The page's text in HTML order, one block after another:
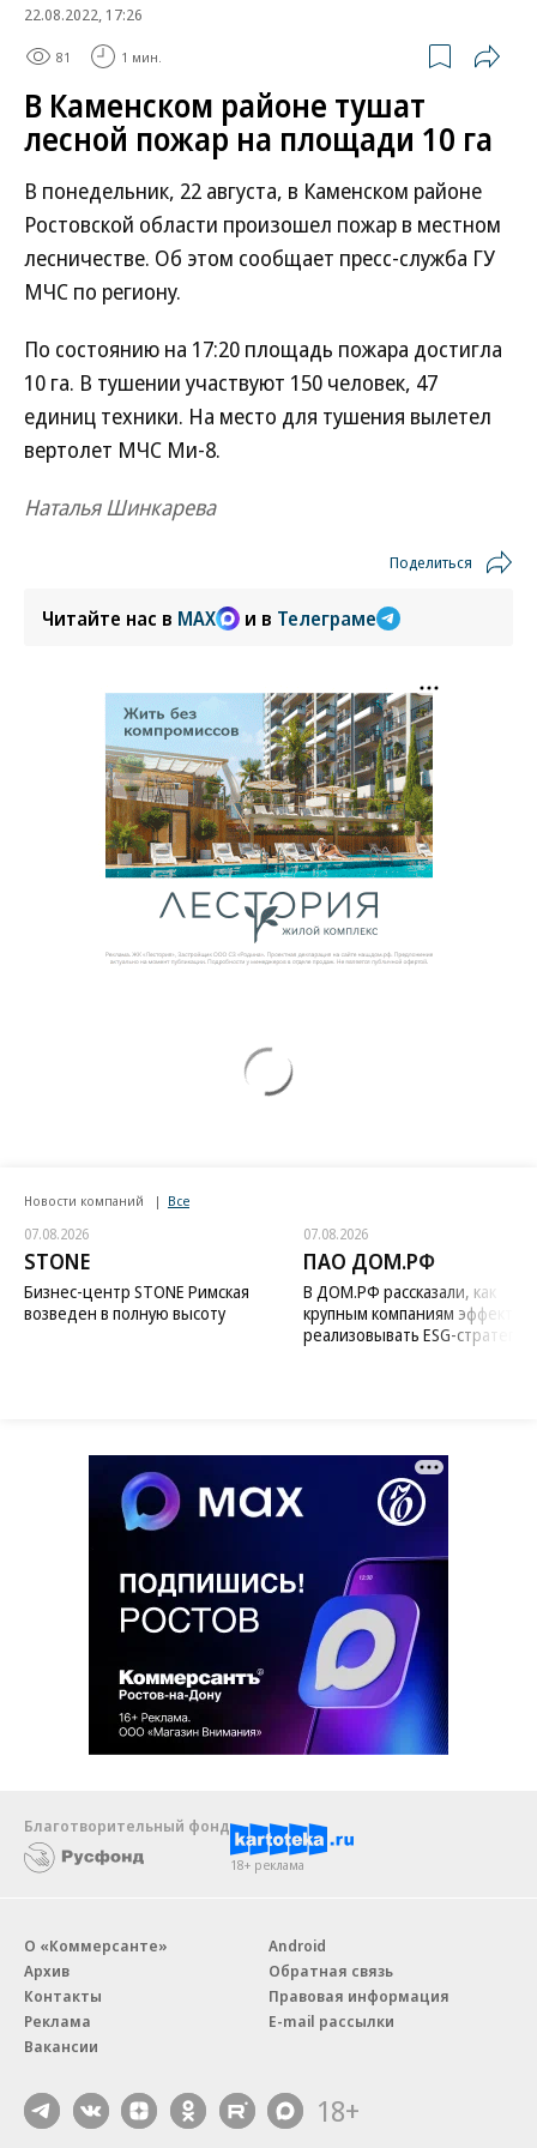
22.08.2022, 17:26
81 1 мин.
В Каменском районе тушат
лесной пожар на площади 10 га
В понедельник, 22 августа, в Каменском районе
Ростовской области произошел пожар в местном
лесничестве. Об этом сообщает пресс-служба ГУ
МЧС по региону.
По состоянию на 17:20 площадь пожара достигла
10 га. В тушении участвуют 150 человек, 47
единиц техники. На место для тушения вылетел
вертолет МЧС Ми-8.
Наталья Шинкарева
Поделиться
Читайте нас в MAX и в Телеграме
Новости компаний Все
07.08.2026
STONE
Бизнес-центр STONE Римская
возведен в полную высоту
07.08.2026
ПАО ДОМ.РФ
В ДОМ.РФ рассказали, как
крупным компаниям
реализовывать ESG-стратегию
Благотворительный фонд
18+ реклама
О «Коммерсанте»
Архив
Контакты
Реклама
Вакансии
Android
Обратная связь
Правовая информация
E-mail рассылки
18+